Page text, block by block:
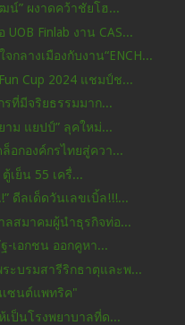
น์” ผงาดคว้าชัยโฮ...
Finlab งาน CAS...
กลางเมืองกับงาน“ENCH...
Cup 2024 แชมป์ช...
รที่มีจริยธรรมมาก...
าม แยปป์” ลุคใหม่...
อกองค์กรไทยสู่ควา...
ย็น 55 เครื่...
ดีลเด็ดวันเลขเบิ้ล!!!...
ลสมาคมผู้นำธุรกิจท่อ...
-เอกชน ออกคูหา...
ะบรมสารีริกธาตุและพ...
ซนต์แพทริค"
เป็นโรงพยาบาลที่ด...